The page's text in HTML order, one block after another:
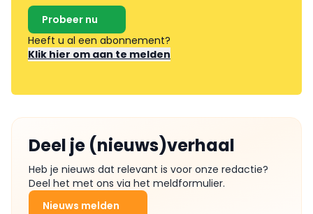
Probeer nu
Heeft u al een abonnement?
Klik hier om aan te melden
Deel je (nieuws)verhaal
Heb je nieuws dat relevant is voor onze redactie?
Deel het met ons via het meldformulier.
Nieuws melden